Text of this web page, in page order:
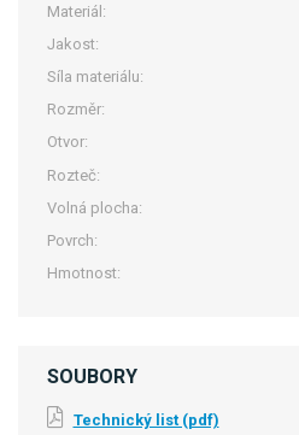
Materiál:
Jakost:
Síla materiálu:
Rozměr:
Otvor:
Rozteč:
Volná plocha:
Povrch:
Hmotnost:
SOUBORY
Technický list (pdf)